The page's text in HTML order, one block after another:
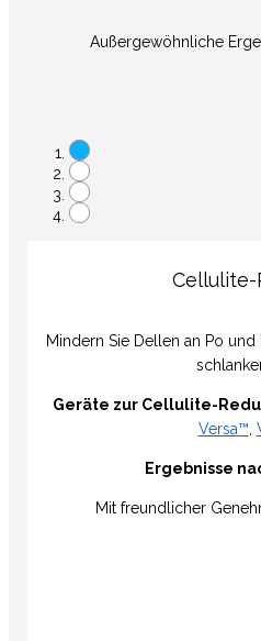
Außergewöhnliche
Cellulite-
Mindern Sie Dellen an Po
Geräte zur Cellulite-
Versa™,
Ergebnisse
Mit freundlicher